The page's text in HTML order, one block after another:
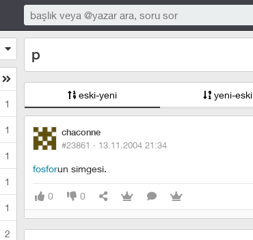
1
1
1
1
1
2
p
eski-yeni yeni-eski
chaconne
#23861 · 13.11.2004 21:34
fosforun simgesi.
0 0